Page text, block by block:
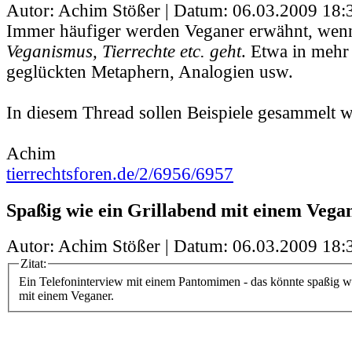
Autor: Achim Stößer | Datum: 06.03.2009
Immer häufiger werden Veganer erwähnt,
Veganismus, Tierrechte etc. geht. Etwa in
geglückten Metaphern, Analogien usw.
In diesem Thread sollen Beispiele gesammelt
Achim
tierrechtsforen.de/2/6956/6957
Spaßig wie ein Grillabend mit einem
Autor: Achim Stößer | Datum: 06.03.2009
Zitat:
Ein Telefoninterview mit einem Pantomimen - das könnte spaßig
mit einem Veganer.